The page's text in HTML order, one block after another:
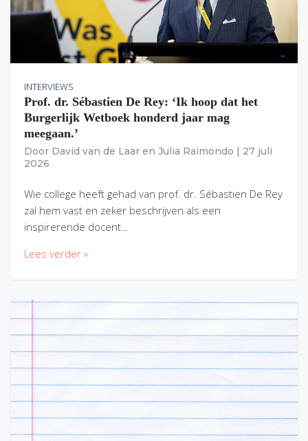
INTERVIEWS
Prof. dr. Sébastien De Rey: ‘Ik hoop dat het
Burgerlijk Wetboek honderd jaar mag
meegaan.’
Door David van de Laar en Julia Raimondo
27 juli
2026
Wie college heeft gehad van prof. dr. Sébastien De Rey
zal hem vast en zeker beschrijven als een
inspirerende docent…
Lees verder »